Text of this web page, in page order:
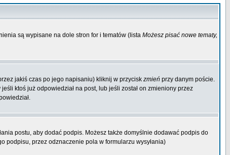
są wypisane na dole stron for i tematów (lista Możesz pisać nowe tematy,
jakiś czas po jego napisaniu) kliknij w przycisk zmień przy danym poście.
ktoś już odpowiedział na post, lub jeśli został on zmieniony przez
postu, aby dodać podpis. Możesz także domyślnie dodawać podpis do
podpisu, przez odznaczenie pola w formularzu wysyłania)